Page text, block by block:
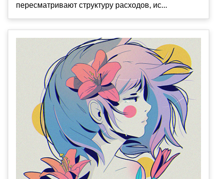
пересматривают структуру расходов, ис...